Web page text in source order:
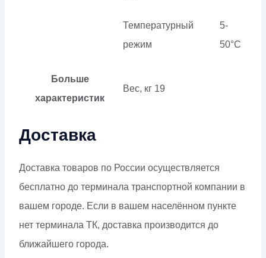
Температурный
режим
5-
50°C
Больше
характеристик
Вес, кг 19
Доставка
Доставка товаров по России осуществляется
бесплатно до терминала транспортной компании в
вашем городе. Если в вашем населённом пункте
нет терминала ТК, доставка производится до
ближайшего города.